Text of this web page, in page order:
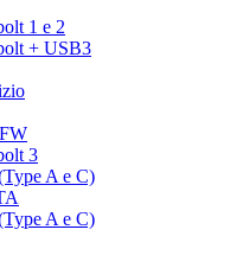
1 e 2
+ USB3
3
A e C)
A e C)